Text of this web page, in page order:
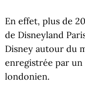
En effet, plus de
de Disneyland
Disney autour du
enregistrée par
londonien.